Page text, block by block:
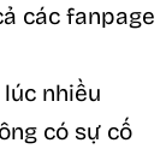
các fanpage
nhiều
có sự cố